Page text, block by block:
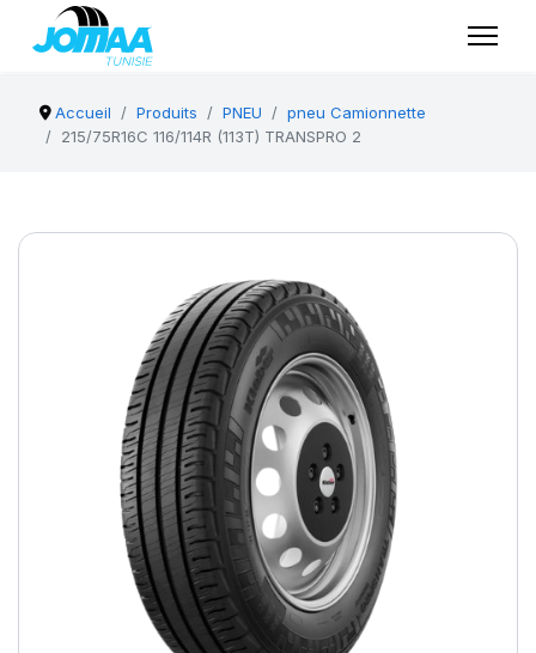
Accueil Produits PNEU
pneu Camionnette
215/75R16C 116/114R (113T) TRANSPRO 2